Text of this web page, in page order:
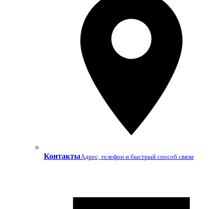
КонтактыАдрес, телефон и быстрый способ связи